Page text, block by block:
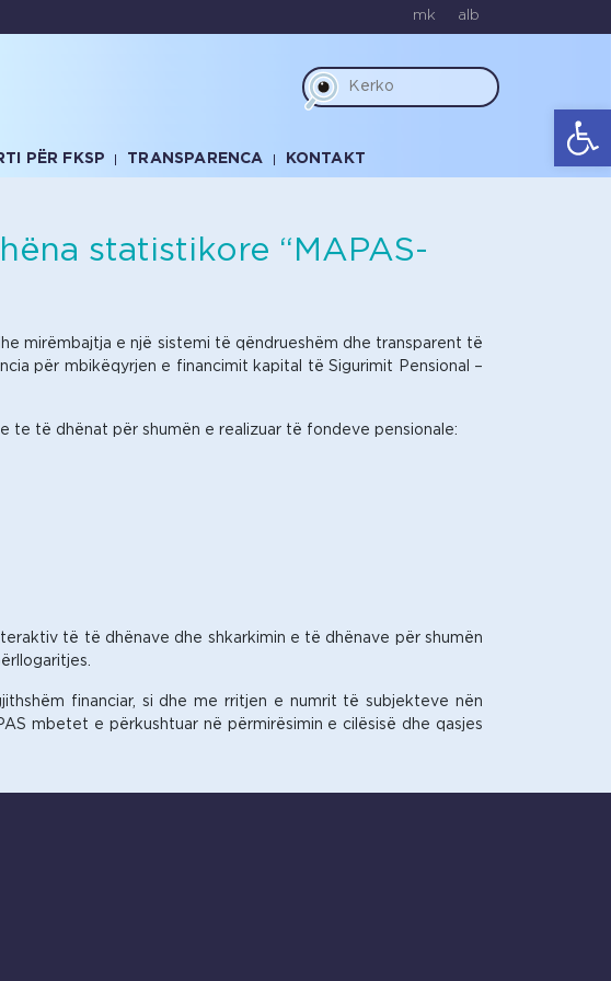
mk alb
PËR FKSP TRANSPARENCA KONTAKT
statistikore “MAPAS-
mirëmbajtja e një sistemi të qëndrueshëm dhe transparent të
për mbikëqyrjen e financimit kapital të Sigurimit Pensional –
te të dhënat për shumën e realizuar të fondeve pensionale:
të të dhënave dhe shkarkimin e të dhënave për shumën
financiar, si dhe me rritjen e numrit të subjekteve nën
mbetet e përkushtuar në përmirësimin e cilësisë dhe qasjes